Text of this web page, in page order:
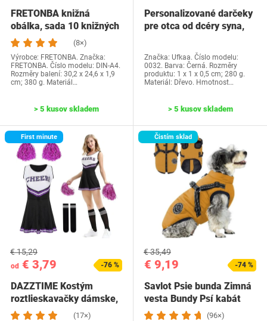
FRETONBA knižná
obálka, sada 10 knižných
dosiek, priehľadné…
(8×)
Výrobce: FRETONBA. Značka:
FRETONBA. Číslo modelu: DIN-A4.
Rozměry balení: 30,2 x 24,6 x 1,9
cm; 380 g. Materiál…
> 5 kusov skladem
Personalizované darčeky
pre otca od dcéry syna,
Značka: Ufkaa. Číslo modelu:
0032. Barva: Černá. Rozměry
produktu: 1 x 1 x 0,5 cm; 280 g.
Materiál: Dřevo. Hmotnost…
> 5 kusov skladem
First minute
od € 3,79
€ 15,29
-76 %
DAZZTIME Kostým
roztlieskavačky dámske,
kostým…
(17×)
Čistím sklad
€ 9,19
€ 35,49
-74 %
Savlot Psie bunda Zimná
vesta Bundy Psí kabát
Psí sveter…
(96×)